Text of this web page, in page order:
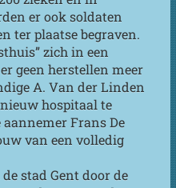
er ook soldaten
ter plaatse begraven.
zich in een
geen herstellen meer
A. Van der Linden
hospitaal te
Frans De
van een volledig
stad Gent door de